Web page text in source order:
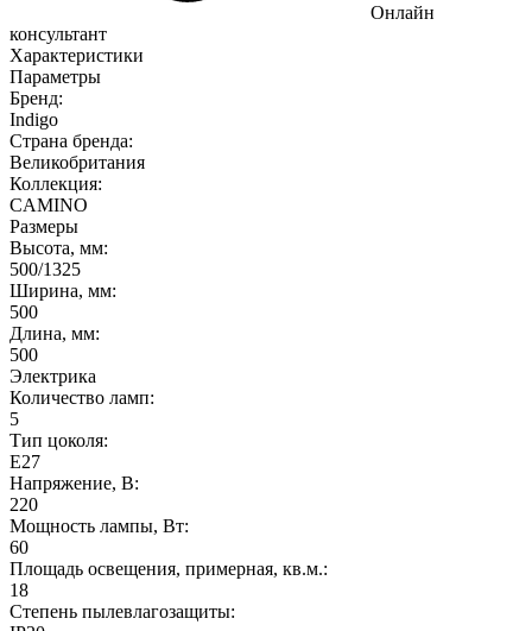
Онлайн
консультант
Характеристики
Параметры
Бренд:
Indigo
Страна бренда:
Великобритания
Коллекция:
CAMINO
Размеры
Высота, мм:
500/1325
Ширина, мм:
500
Длина, мм:
500
Электрика
Количество ламп:
5
Тип цоколя:
E27
Напряжение, В:
220
Мощность лампы, Вт:
60
Площадь освещения, примерная, кв.м.:
18
Степень пылевлагозащиты: